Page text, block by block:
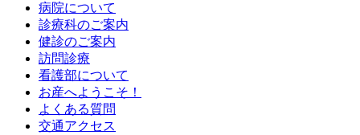
病院について
診療科のご案内
健診のご案内
訪問診療
看護部について
お産へようこそ！
よくある質問
交通アクセス